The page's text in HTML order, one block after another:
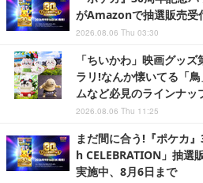
がAmazonで抽選販売受
2026.08.06 Thu 03:30
「ちいかわ」映画グッ
ラリ!なんか懐いてる「
ムなど必見のラインナッ
2026.08.06 Thu 11:25
まだ間に合う!『ポケカ
h CELEBRATION」抽選
実施中、8月6日まで